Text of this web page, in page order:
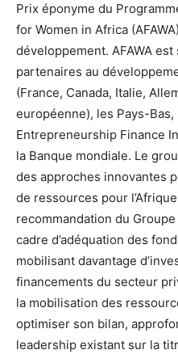
Prix éponyme du
for Women in Africa
développement. AFAWA
partenaires au
(France, Canada, Italie,
européenne), les Pays-Bas,
Entrepreneurship Finance
la Banque mondiale. Le
des approches innovantes
de ressources pour
recommandation du
cadre d’adéquation des
mobilisant davantage
financements du secteur
la mobilisation des
optimiser son bilan,
leadership existant sur la